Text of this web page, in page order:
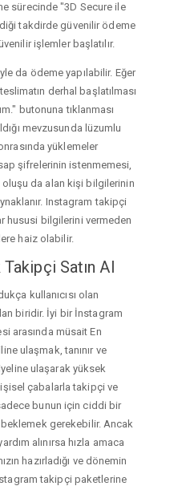
sürecinde "3D Secure ile
takdirde güvenilir ödeme
işlemler başlatılır.
da ödeme yapılabilir. Eğer
derhal başlatılması
butonuna tıklanması
mevzusunda lüzumlu
yüklemeler
şifrelerinin istenmemesi,
oluşu da alan kişi bilgilerinin
Instagram takipçi
hususi bilgilerini vermeden
haiz olabilir.
Satın Al
kullanıcısı olan
biridir. İyi bir İnstagram
arasında müsait En
ulaşmak, tanınır ve
ulaşarak yüksek
çabalarla takipçi ve
bunun için ciddi bir
gerekebilir. Ancak
alınırsa hızla amaca
hazırladığı ve dönemin
takipçi paketlerine